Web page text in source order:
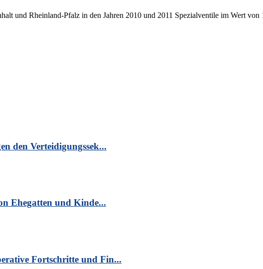
und Rheinland-Pfalz in den Jahren 2010 und 2011 Spezialventile im Wert
den Verteidigungssek...
Ehegatten und Kinde...
Fortschritte und Fin...